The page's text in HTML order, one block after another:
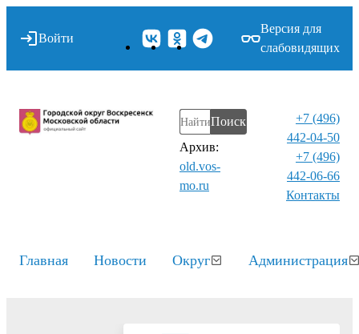
Войти
Версия для
слабовидящих
Поиск
Архив:
old.vos-
mo.ru
+7 (496)
442-04-50
+7 (496)
442-06-66
Контакты⁠
Главная Новости Округ Администрация